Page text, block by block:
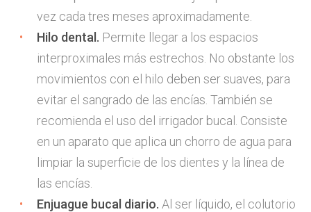
vez cada tres meses aproximadamente.
Hilo dental. Permite llegar a los espacios
interproximales más estrechos. No obstante los
movimientos con el hilo deben ser suaves, para
evitar el sangrado de las encías. También se
recomienda el uso del irrigador bucal. Consiste
en un aparato que aplica un chorro de agua para
limpiar la superficie de los dientes y la línea de
las encías.
Enjuague bucal diario. Al ser líquido, el colutorio